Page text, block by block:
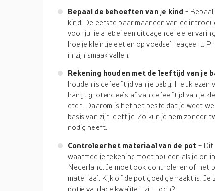
Bepaal de behoeften van je kind - Bepaal
kind. De eerste paar maanden van de
voor jullie allebei een uitdagende
hoe je kleintje eet en op voedsel reageert.
in zijn smaak vallen.
Rekening houden met de leeftijd van je
houden is de leeftijd van je baby. Het
hangt grotendeels af van de leeftijd van je
eten. Daarom is het het beste dat je weet
basis van zijn leeftijd. Zo kun je hem zonder
nodig heeft.
Controleer het materiaal van de pot - Dit
waarmee je rekening moet houden als je
Nederland. Je moet ook controleren of het
materiaal. Kijk of de pot goed gemaakt is. Je
potje van lage kwaliteit zit, toch?